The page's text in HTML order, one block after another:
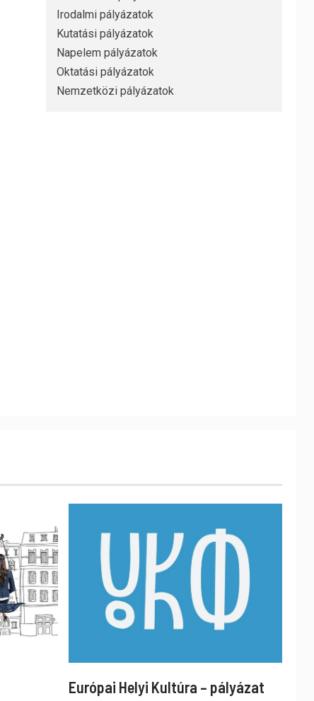
Irodalmi pályázatok
Kutatási pályázatok
Napelem pályázatok
Oktatási pályázatok
Nemzetközi pályázatok
Európai Helyi Kultúra – pályázat